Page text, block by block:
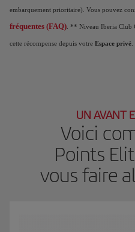
embarquement prioritaire). Vous pouvez
fréquentes (FAQ) . ** Niveau Iberia Club
cette récompense depuis votre Espace privé
UN AVANT
Voici
Points
vous faire